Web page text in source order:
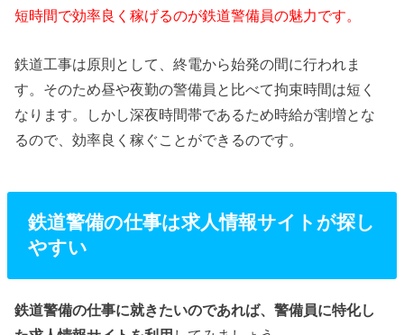
短時間で効率良く稼げるのが鉄道警備員の魅力です。
鉄道工事は原則として、終電から始発の間に行われま
す。そのため昼や夜勤の警備員と比べて拘束時間は短く
なります。しかし深夜時間帯であるため時給が割増とな
るので、効率良く稼ぐことができるのです。
鉄道警備の仕事は求人情報サイトが探し
やすい
鉄道警備の仕事に就きたいのであれば、警備員に特化し